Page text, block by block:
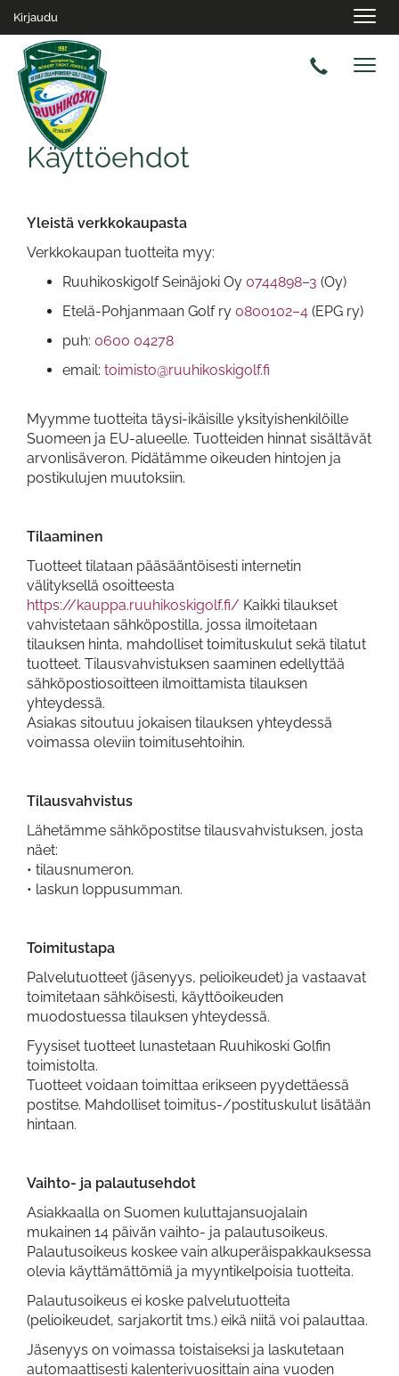
Kirjaudu
Käyttöehdot
Yleistä verkkokaupasta
Verkkokaupan tuotteita myy:
Ruuhikoskigolf Seinäjoki Oy 0744898–3 (Oy)
Etelä-Pohjanmaan Golf ry 0800102–4 (EPG ry)
puh: 0600 04278
email: toimisto@ruuhikoskigolf.fi
Myymme tuotteita täysi-ikäisille yksityishenkilöille
Suomeen ja EU-alueelle. Tuotteiden hinnat sisältävät
arvonlisäveron. Pidätämme oikeuden hintojen ja
postikulujen muutoksiin.
Tilaaminen
Tuotteet tilataan pääsääntöisesti internetin
välityksellä osoitteesta
https://kauppa.ruuhikoskigolf.fi/ Kaikki tilaukset
vahvistetaan sähköpostilla, jossa ilmoitetaan
tilauksen hinta, mahdolliset toimituskulut sekä tilatut
tuotteet. Tilausvahvistuksen saaminen edellyttää
sähköpostiosoitteen ilmoittamista tilauksen
yhteydessä.
Asiakas sitoutuu jokaisen tilauksen yhteydessä
voimassa oleviin toimitusehtoihin.
Tilausvahvistus
Lähetämme sähköpostitse tilausvahvistuksen, josta
näet:
• tilausnumeron.
• laskun loppusumman.
Toimitustapa
Palvelutuotteet (jäsenyys, pelioikeudet) ja vastaavat
toimitetaan sähköisesti, käyttöoikeuden
muodostuessa tilauksen yhteydessä.
Fyysiset tuotteet lunastetaan Ruuhikoski Golfin
toimistolta.
Tuotteet voidaan toimittaa erikseen pyydettäessä
postitse. Mahdolliset toimitus-/postituskulut lisätään
hintaan.
Vaihto- ja palautusehdot
Asiakkaalla on Suomen kuluttajansuojalain
mukainen 14 päivän vaihto- ja palautusoikeus.
Palautusoikeus koskee vain alkuperäispakkauksessa
olevia käyttämättömiä ja myyntikelpoisia tuotteita.
Palautusoikeus ei koske palvelutuotteita
(pelioikeudet, sarjakortit tms.) eikä niitä voi palauttaa.
Jäsenyys on voimassa toistaiseksi ja laskutetaan
automaattisesti kalenterivuosittain aina vuoden